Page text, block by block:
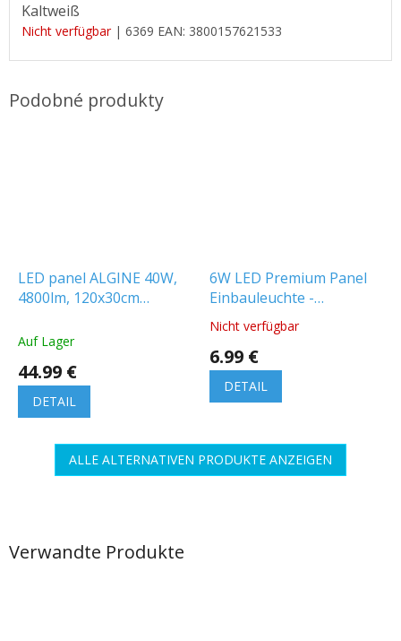
Verwandte Produkte
Kaltweiß
Nicht verfügbar | 6369 EAN: 3800157621533
LED panel ALGINE 40W,
4800lm, 120x30cm
Auf Lager
44.99 €
DETAIL
6W LED Premium Panel
Einbauleuchte -
Quadratisch
Die
Produktbewertung
5.0
Sternen.
Nicht verfügbar
6.99 €
DETAIL
ALLE ALTERNATIVEN PRODUKTE ANZEIGEN